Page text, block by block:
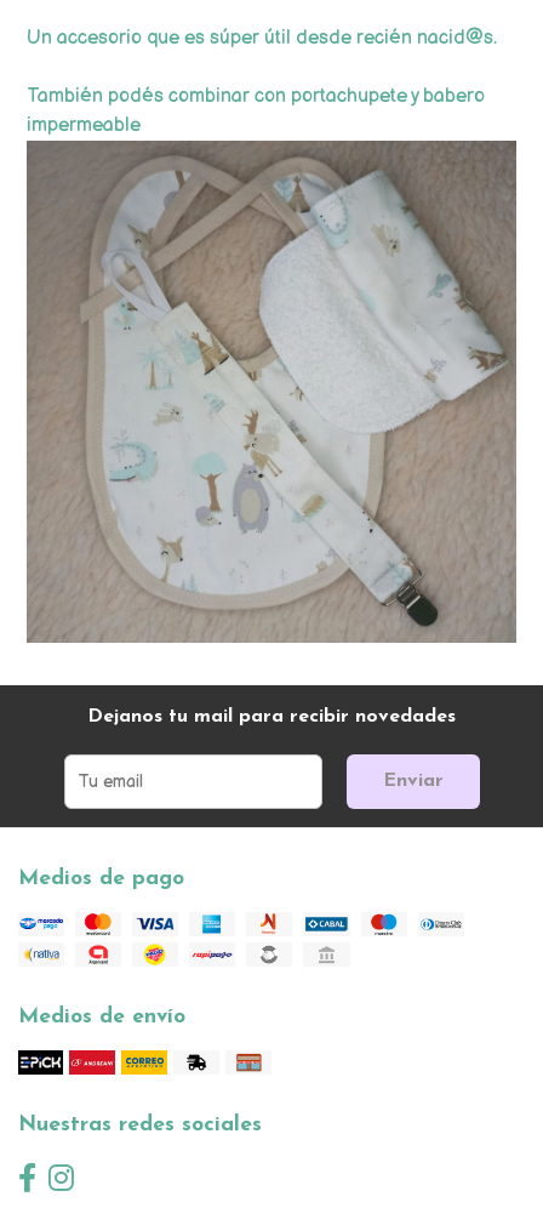
Un accesorio que es súper útil desde recién nacid@s.
También podés combinar con portachupete y babero
impermeable
Dejanos tu mail para recibir novedades
Enviar
Medios de pago
Medios de envío
Nuestras redes sociales